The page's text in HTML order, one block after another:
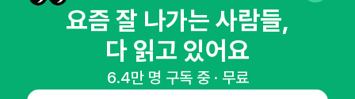
매주 화요일 아침,
마케팅 감각을 깨워 드릴게요!
65,043명의 마케터를 성장시키는 뉴스레터
요즘 잘 나가는 사람들,
다 읽고 있어요
6.4만 명 구독 중 · 무료